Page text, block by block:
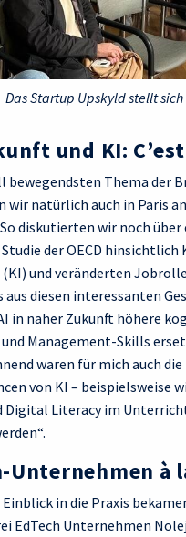
Das Startup Upskyld stellt sich
und KI:
bewegendsten Thema der
wir natürlich auch in Paris
diskutierten wir noch
der OECD hinsichtlich
und veränderten
aus diesen interessanten
in naher Zukunft höhere
Management-Skills
waren für mich auch
von KI – beispielsweise
Digital Literacy im
Unternehmen à
in die Praxis
EdTech Unternehmen